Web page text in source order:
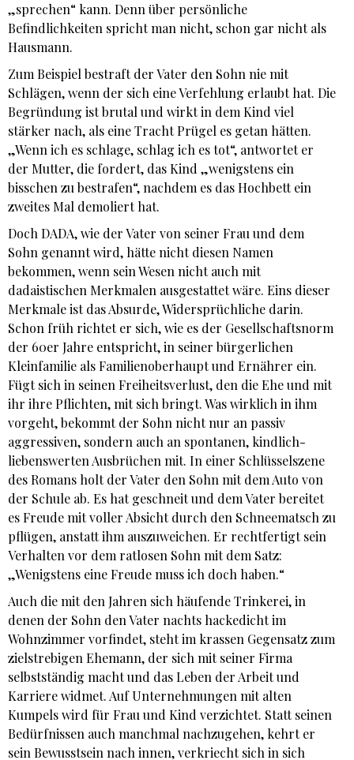
„sprechen“ kann. Denn über persönliche
Befindlichkeiten spricht man nicht, schon gar nicht als
Hausmann.
Zum Beispiel bestraft der Vater den Sohn nie mit
Schlägen, wenn der sich eine Verfehlung erlaubt hat. Die
Begründung ist brutal und wirkt in dem Kind viel
stärker nach, als eine Tracht Prügel es getan hätten.
„Wenn ich es schlage, schlag ich es tot“, antwortet er
der Mutter, die fordert, das Kind „wenigstens ein
bisschen zu bestrafen“, nachdem es das Hochbett ein
zweites Mal demoliert hat.
Doch DADA, wie der Vater von seiner Frau und dem
Sohn genannt wird, hätte nicht diesen Namen
bekommen, wenn sein Wesen nicht auch mit
dadaistischen Merkmalen ausgestattet wäre. Eins dieser
Merkmale ist das Absurde, Widersprüchliche darin.
Schon früh richtet er sich, wie es der Gesellschaftsnorm
der 60er Jahre entspricht, in seiner bürgerlichen
Kleinfamilie als Familienoberhaupt und Ernährer ein.
Fügt sich in seinen Freiheitsverlust, den die Ehe und mit
ihr ihre Pflichten, mit sich bringt. Was wirklich in ihm
vorgeht, bekommt der Sohn nicht nur an passiv
aggressiven, sondern auch an spontanen, kindlich-
liebenswerten Ausbrüchen mit. In einer Schlüsselszene
des Romans holt der Vater den Sohn mit dem Auto von
der Schule ab. Es hat geschneit und dem Vater bereitet
es Freude mit voller Absicht durch den Schneematsch zu
pflügen, anstatt ihm auszuweichen. Er rechtfertigt sein
Verhalten vor dem ratlosen Sohn mit dem Satz:
„Wenigstens eine Freude muss ich doch haben.“
Auch die mit den Jahren sich häufende Trinkerei, in
denen der Sohn den Vater nachts hackedicht im
Wohnzimmer vorfindet, steht im krassen Gegensatz zum
zielstrebigen Ehemann, der sich mit seiner Firma
selbstständig macht und das Leben der Arbeit und
Karriere widmet. Auf Unternehmungen mit alten
Kumpels wird für Frau und Kind verzichtet. Statt seinen
Bedürfnissen auch manchmal nachzugehen, kehrt er
sein Bewusstsein nach innen, verkriecht sich in sich